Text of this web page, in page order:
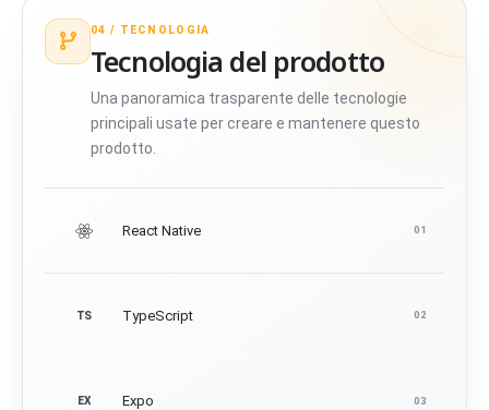
04 / TECNOLOGIA
Tecnologia del prodotto
Una panoramica trasparente delle tecnologie
principali usate per creare e mantenere questo
prodotto.
React Native 01
TS TypeScript 02
EX Expo 03